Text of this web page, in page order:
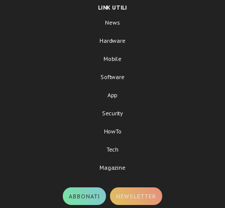
LINK UTILI
News
Hardware
Mobile
Software
App
Security
HowTo
Tech
Magazine
ABBONATI NEWSLETTER